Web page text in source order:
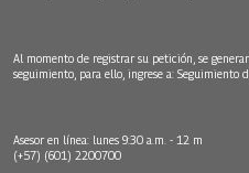
Al momento de registrar su petición, se
seguimiento, para ello, ingrese a: Seguimiento
Asesor en línea: lunes 9:30 a.m. - 12 m
(+57) (601) 2200700